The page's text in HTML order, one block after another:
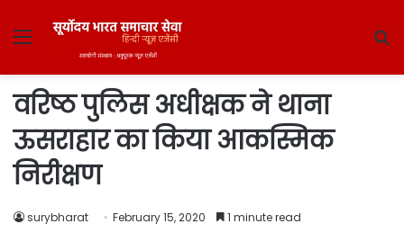
Menu
वरिष्ठ पुलिस अधीक्षक ने थाना
ऊसराहार का किया आकस्मिक
निरीक्षण
surybharat February 15, 2020 1 minute read